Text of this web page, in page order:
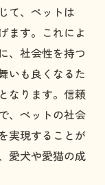
て、ペットは
ます。これによ
、社会性を持つ
いも良くなるた
なります。信頼
、ペットの社会
実現することが
愛犬や愛猫の成